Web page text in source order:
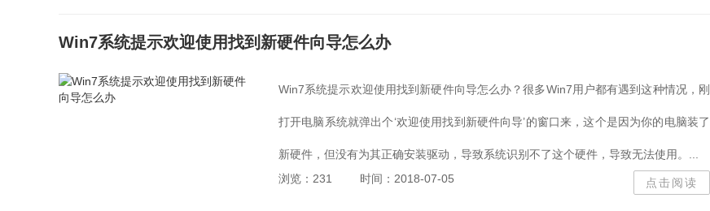
Win7系统提示欢迎使用找到新硬件向导怎么办
Win7系统提示欢迎使用找到新硬件向导怎么办？很多Win7用户都有遇到这种情况，刚
打开电脑系统就弹出个‘欢迎使用找到新硬件向导’的窗口来，这个是因为你的电脑装了
新硬件，但没有为其正确安装驱动，导致系统识别不了这个硬件，导致无法使用。...
浏览：231
时间：2018-07-05 点击阅读